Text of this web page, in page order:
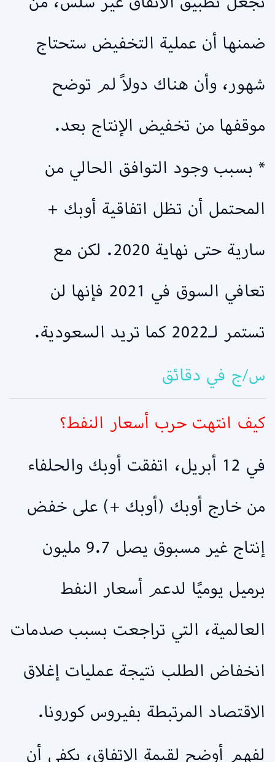
ضمنها أن عملية التخفيض ستحتاج
شهور، وأن هناك دولاً لم توضح
موقفها من تخفيض الإنتاج بعد.
* بسبب وجود التوافق الحالي من
المحتمل أن تظل اتفاقية أوبك +
سارية حتى نهاية 2020. لكن مع
تعافي السوق في 2021 فإنها لن
تستمر لـ2022 كما تريد السعودية.
س/ج في دقائق
كيف انتهت حرب أسعار النفط؟
في 12 أبريل، اتفقت أوبك والحلفاء
من خارج أوبك (أوبك +) على خفض
إنتاج غير مسبوق يصل 9.7 مليون
برميل يوميًا لدعم أسعار النفط
العالمية، التي تراجعت بسبب صدمات
انخفاض الطلب نتيجة عمليات إغلاق
الاقتصاد المرتبطة بفيروس كورونا.
لفهم أوضح لقيمة الاتفاق، يكفي أن